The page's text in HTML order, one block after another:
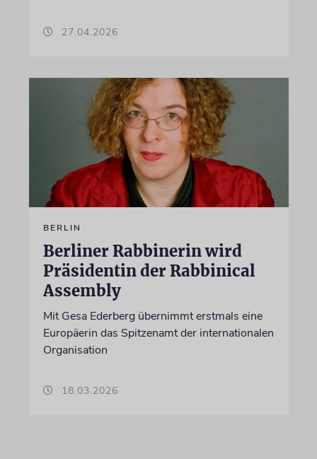
27.04.2026
BERLIN
Berliner Rabbinerin wird
Präsidentin der Rabbinical
Assembly
Mit Gesa Ederberg übernimmt erstmals eine
Europäerin das Spitzenamt der internationalen
Organisation
18.03.2026